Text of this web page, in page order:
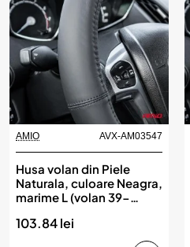
AMIO AVX-AM03547
Husa volan din Piele
Naturala, culoare Neagra,
marime L (volan 39-
AMIO
103.84 lei